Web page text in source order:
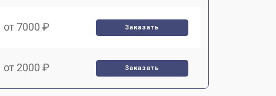
от 7000 ₽ Заказать
от 2000 ₽ Заказать